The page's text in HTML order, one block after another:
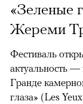
«Зеленые
Жереми
Фестиваль
актуальность
Гранде
глаза» (Les